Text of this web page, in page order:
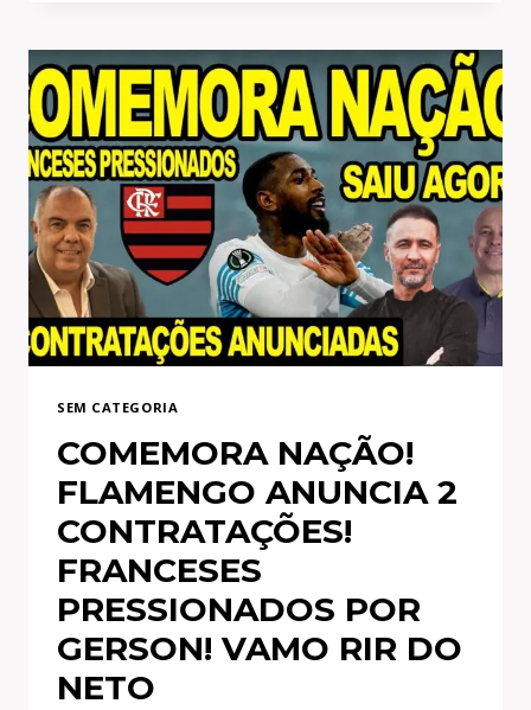
BILHÃO
NOS
COFRES
DO
FLAMENGO!
MENGÃO
BATE
O
MARTELO
SOBRE
VENDA
SEM CATEGORIA
COMEMORA NAÇÃO!
FLAMENGO ANUNCIA 2
CONTRATAÇÕES!
FRANCESES
PRESSIONADOS POR
GERSON! VAMO RIR DO
NETO